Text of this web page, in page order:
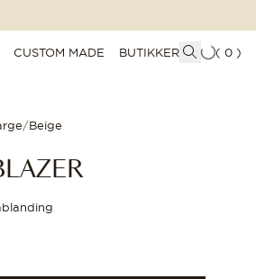
CUSTOM MADE BUTIKKER ( 0 )
/Beige